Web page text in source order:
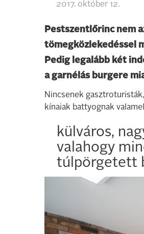
2017. október 12.
Pestszentlőrinc nem
tömegközlekedéssel
Pedig legalább két
a garnélás burgere
Nincsenek
kínaiak battyognak
külváros,
valahogy
túlpörgetett